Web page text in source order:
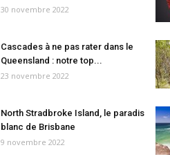
30 novembre 2022
Cascades à ne pas rater dans le
Queensland : notre top...
23 novembre 2022
North Stradbroke Island, le paradis
blanc de Brisbane
9 novembre 2022